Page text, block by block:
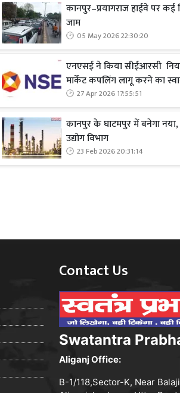
कानपुर–प्रयागराज हाईवे पर
जाम
05 May 2026 22:30:20
एनएसई ने किया सीईआरसी
मार्केट कपलिंग लागू करने का
27 Apr 2026 17:55:51
कानपुर के घाटमपुर में बनेगा नया,
उद्योग विभाग
23 Feb 2026 20:31:14
Contact Us
Swatantra
Aliganj Office:
B-1/118,Sector-K, Near